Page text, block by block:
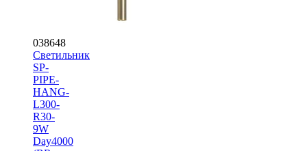
038648
Светильник
SP-
PIPE-
HANG-
L300-
R30-
9W
Day4000